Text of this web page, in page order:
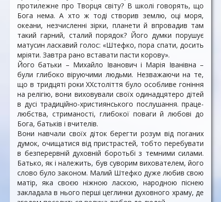
протилежне про Творця світу? В школі говорять, що
Бога нема. А хто ж тоді створив землю, оці моря,
океани, незчисленні зірки, планети й впровадив там
такий гарний, сталий порядок? Його думки порушує
матусин ласкавий голос: «Штефко, пора спати, досить
мріяти. Завтра рано вставати пасти корову».
Його батьки – Михайло Іванович і Марія Іванів­на –
були глибоко віруючими людьми. Незважаючи на те,
що в тридцяті роки XXстоліття було особливе гоніння
на релігію, вони виховували своїх одинадцятеро дітей
в дусі традиційно-християнського послушання. праце­
любства, стриманості, глибокої поваги й любові до
Бога, батьків і вчителів.
Вони навчали своїх діток берегти розум від поганих
думок, очищатися від пристрастей, тобто перебувати
в безперервній духовній боротьбі з темними силами.
Батько, як і належить, був суворим вихова­телем, його
слово було законом. Малий Штефко дуже любив свою
матір, яка своєю ніжною ласкою, народною піснею
закладала в нього перші цеглинки духовного храму, де